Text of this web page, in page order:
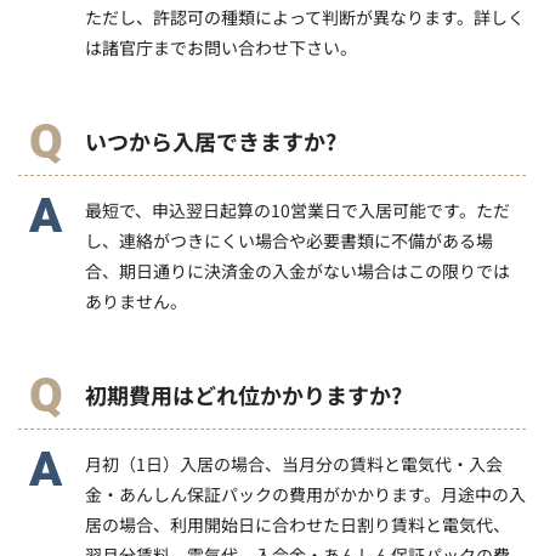
ただし、許認可の種類によって判断が異なります。詳しく
は諸官庁までお問い合わせ下さい。
いつから入居できますか?
最短で、申込翌日起算の10営業日で入居可能です。ただ
し、連絡がつきにくい場合や必要書類に不備がある場
合、期日通りに決済金の入金がない場合はこの限りでは
ありません。
初期費用はどれ位かかりますか?
月初（1日）入居の場合、当月分の賃料と電気代・入会
金・あんしん保証パックの費用がかかります。月途中の入
居の場合、利用開始日に合わせた日割り賃料と電気代、